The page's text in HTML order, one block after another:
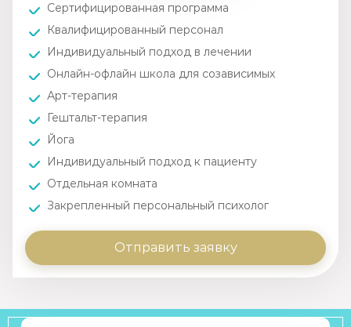
Сертифицированная программа
Квалифицированный персонал
Индивидуальный подход в лечении
Онлайн-офлайн школа для созависимых
Арт-терапия
Гештальт-терапия
Йога
Индивидуальный подход к пациенту
Отдельная комната
Закрепленный персональный психолог
Отправить заявку